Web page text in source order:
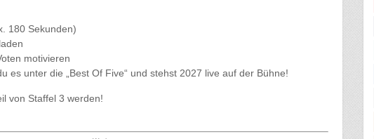
180 Sekunden)
motivieren
es unter die „Best Of Five“ und stehst 2027 live auf der Bühne!
von Staffel 3 werden!